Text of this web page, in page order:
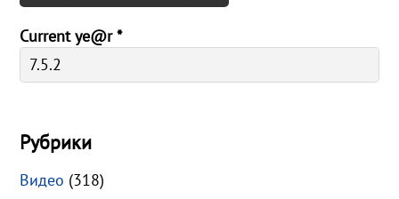
Current ye@r*
Рубрики
Видео (318)